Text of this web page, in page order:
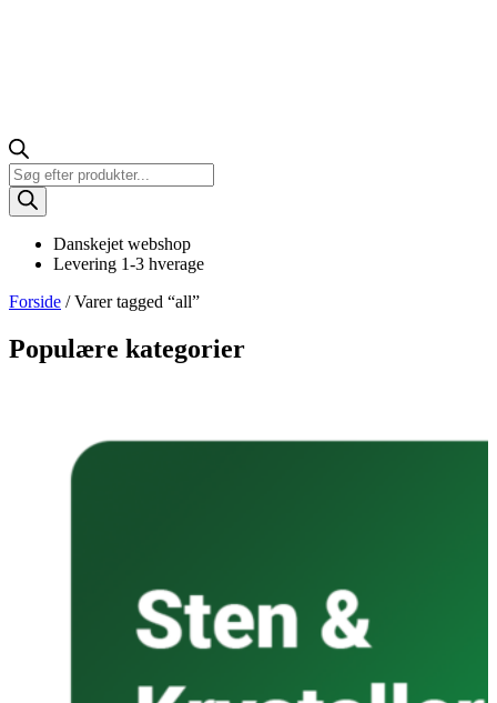
Products
search
Danskejet webshop
Levering 1-3 hverage
Forside / Varer tagged “all”
Populære kategorier